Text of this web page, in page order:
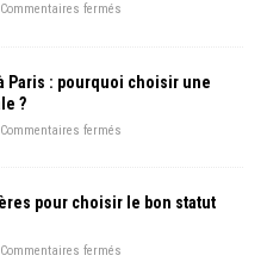
Commentaires fermés
Paris : pourquoi choisir une
?
Commentaires fermés
pour choisir le bon statut
Commentaires fermés